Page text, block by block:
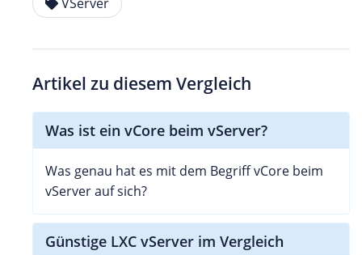
Artikel zu diesem Vergleich
Was ist ein vCore beim vServer?
Was genau hat es mit dem Begriff vCore beim
vServer auf sich?
Günstige LXC vServer im Vergleich